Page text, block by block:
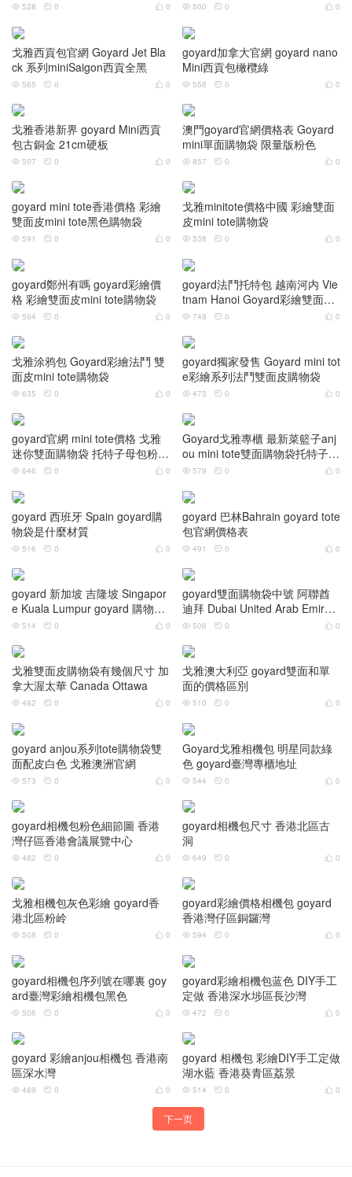
 0
 528  0  0
 500  0
戈雅西貢包官網 Goyard Jet Bla
ck 系列miniSaigon西貢全黑
 0
 565  0
goyard加拿大官網 goyard nano
Mini西貢包橄欖綠
 0
 558  0
戈雅香港新界 goyard Mini西貢
包古銅金 21cm硬板
 0
 507  0
澳門goyard官網價格表 Goyard
mini單面購物袋 限量版粉色
 0
 857  0
goyard mini tote香港價格 彩繪
雙面皮mini tote黑色購物袋
 0
 591  0
戈雅minitote價格中國 彩繪雙面
皮mini tote購物袋
 0
 538  0
goyard鄭州有嗎 goyard彩繪價
格 彩繪雙面皮mini tote購物袋
 0
 594  0
goyard法鬥托特包 越南河内 Vie
tnam Hanoi Goyard彩繪雙面皮
mini tote購物袋
 0
 748  0
戈雅涂鸦包 Goyard彩繪法鬥 雙
面皮mini tote購物袋
 0
 635  0
goyard獨家發售 Goyard mini tot
e彩繪系列法鬥雙面皮購物袋
 0
 473  0
goyard官網 mini tote價格 戈雅
迷你雙面購物袋 托特子母包粉色
單肩手提包
 0
 646  0
Goyard戈雅專櫃 最新菜籃子anj
ou mini tote雙面購物袋托特子母
包牛油果綠
 0
 579  0
goyard 西班牙 Spain goyard購
物袋是什麼材質
 0
 516  0
goyard 巴林Bahrain goyard tote
包官網價格表
 0
 491  0
goyard 新加坡 吉隆坡 Singapor
e Kuala Lumpur goyard 購物袋
尺寸
 0
 514  0
goyard雙面購物袋中號 阿聯酋
迪拜 Dubai United Arab Emirate
s
 0
 506  0
戈雅雙面皮購物袋有幾個尺寸 加
拿大渥太華 Canada Ottawa
 0
 482  0
戈雅澳大利亞 goyard雙面和單
面的價格區別
 0
 510  0
goyard anjou系列tote購物袋雙
面配皮白色 戈雅澳洲官網
 0
 573  0
Goyard戈雅相機包 明星同款綠
色 goyard臺灣專櫃地址
 0
 544  0
goyard相機包粉色細節圖 香港
灣仔區香港會議展覽中心
 0
 482  0
goyard相機包尺寸 香港北區古
洞
 0
 649  0
戈雅相機包灰色彩繪 goyard香
港北區粉岭
 0
 508  0
goyard彩繪價格相機包 goyard
香港灣仔區銅鑼灣
 0
 594  0
goyard相機包序列號在哪裏 goy
ard臺灣彩繪相機包黑色
 0
 506  0
goyard彩繪相機包蓝色 DIY手工
定做 香港深水埗區長沙灣
 0
 472  0
goyard 彩繪anjou相機包 香港南
區深水灣
 0
 489  0
goyard 相機包 彩繪DIY手工定做
湖水藍 香港葵青區荔景
 0
 514  0
下一页